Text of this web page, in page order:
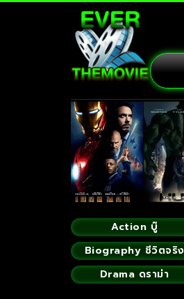
Action บู๊
Biography ชีวิตจริง
Drama ดราม่า